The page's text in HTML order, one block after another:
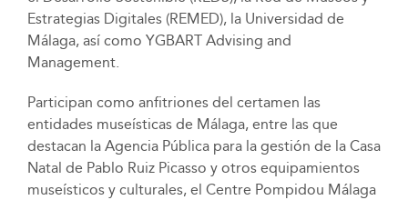
Estrategias Digitales (REMED), la Universidad de
Málaga, así como YGBART Advising and
Management.
Participan como anfitriones del certamen las
entidades museísticas de Málaga, entre las que
destacan la Agencia Pública para la gestión de la Casa
Natal de Pablo Ruiz Picasso y otros equipamientos
museísticos y culturales, el Centre Pompidou Málaga